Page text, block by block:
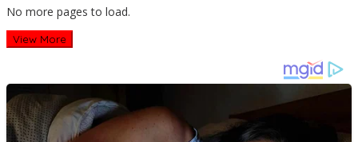
No more pages to load.
View More